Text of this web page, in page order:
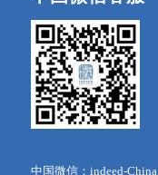
中国微信：indeed-China